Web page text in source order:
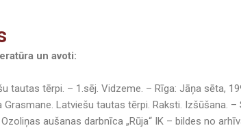
un avoti:
tautas tērpi. – 1.sēj. Vidzeme. – Rīga: Jāņa sēta,
Grasmane. Latviešu tautas tērpi. Raksti. Izšūšana.
aušanas darbnīca „Rūja“ IK – bildes no